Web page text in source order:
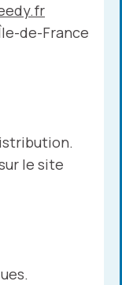
de-France
le site